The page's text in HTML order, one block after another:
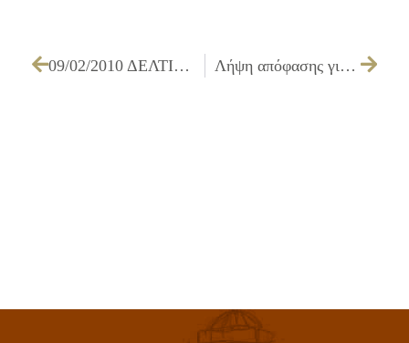
09/02/2010 ΔΕΛΤΙΟ ΤΥΠΟΥ ΓΙΑ ΤΗΝ ΣΥΜΜΕΤΟΧΗ ΤΟΥ ΔΗΜΟΥ ΣΤΗΝ ΗΜΕΡΙΔΑ ΜΕ ΘΕΜΑ ΤΗ ΦΡΟΝΤΙΔΑ ΤΩΝ ΚΟΙΝΩΝΙΚΑ ΕΥΠΑΘΩΝ ΟΜΑΔΩΝ Λήψη απόφασης για απαγόρευση στάσης & στάθμευσης των φορτηγών αυτοκινήτων γύρω από τις πλατείες Ο.Τ. 1071Α & 1088Α – περιοχής ΜΙΧΕΛΗ